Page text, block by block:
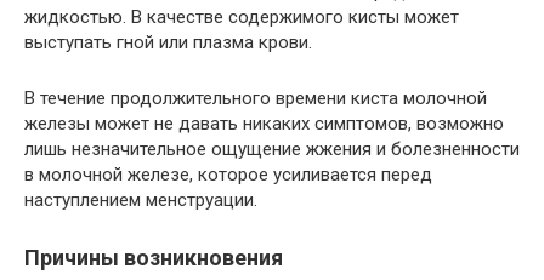
жидкостью. В качестве содержимого кисты может
выступать гной или плазма крови.
В течение продолжительного времени киста молочной
железы может не давать никаких симптомов, возможно
лишь незначительное ощущение жжения и болезненности
в молочной железе, которое усиливается перед
наступлением менструации.
Причины возникновения